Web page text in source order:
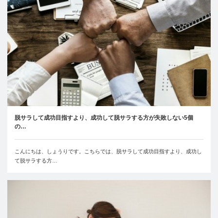
脱サラして成功目指すより、成功して脱サラする方が失敗しない5個
の…
こんにちは、しょうりです。こちらでは、脱サラして成功目指すより、成功し
て脱サラする方…